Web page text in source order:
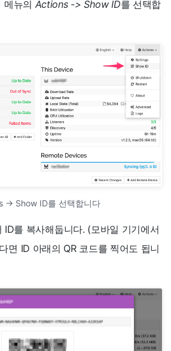
메뉴의 Actions -> Show ID를 선택합
-> Show ID를 선택합니다
ID를 복사해둡니다. (모바일 기기에서
면 ID 아래의 QR 코드를 찍어도 됩니